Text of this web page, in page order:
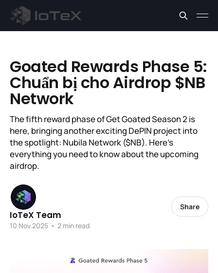
Goated Rewards Phase 5:
Chuẩn bị cho Airdrop $NB
Network
The fifth reward phase of Get Goated Season 2 is
here, bringing another exciting DePIN project into
the spotlight: Nubila Network ($NB). Here’s
everything you need to know about the upcoming
airdrop.
IoTeX Team
10 Nov 2025 • 2 min read
Share